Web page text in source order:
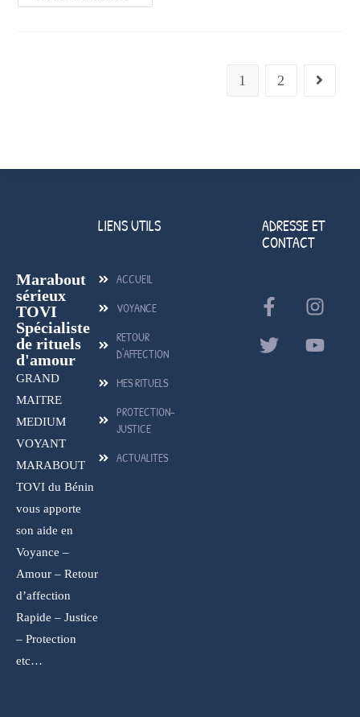
1 2
Marabout
sérieux
TOVI
Spécialiste
de rituels
d'amour
GRAND
MAITRE
MEDIUM
VOYANT
MARABOUT
TOVI du Bénin
vous apporte
son aide en
Voyance –
Amour – Retour
d’affection
Rapide – Justice
– Protection
etc…
LIENS UTILS
ACCUEIL
VOYANCE
RETOUR
D'AFFECTION
MES RITUELS
PROTECTION-
JUSTICE
ACTUALITES
ADRESSE ET
CONTACT